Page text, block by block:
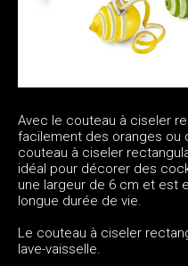
Avec le couteau à ciseler
facilement des oranges ou
couteau à ciseler
idéal pour décorer des
une largeur de 6 cm et est
longue durée de vie.
Le couteau à ciseler
lave-vaisselle.